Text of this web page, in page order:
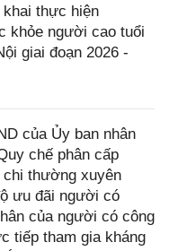
khai thực hiện
khỏe người cao tuổi
giai đoạn 2026 -
của Ủy ban nhân
chế phân cấp
thường xuyên
ưu đãi người có
của người có công
tiếp tham gia kháng